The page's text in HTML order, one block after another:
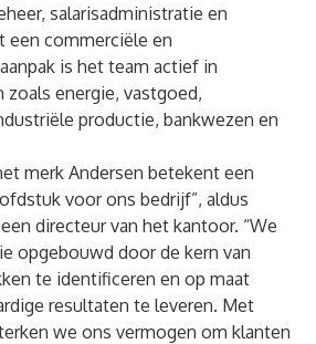
salarisadministratie en
een commerciële en
is het team actief in
zoals energie, vastgoed,
productie, bankwezen en
merk Andersen betekent een
voor ons bedrijf”, aldus
directeur van het kantoor. “We
opgebouwd door de kern van
te identificeren en op maat
resultaten te leveren. Met
we ons vermogen om klanten